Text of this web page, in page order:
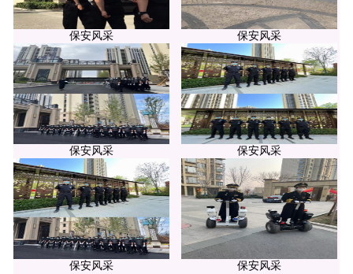
保安风采 保安风采
保安风采 保安风采
保安风采 保安风采